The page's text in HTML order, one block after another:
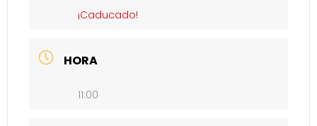
¡Caducado!
HORA
11:00